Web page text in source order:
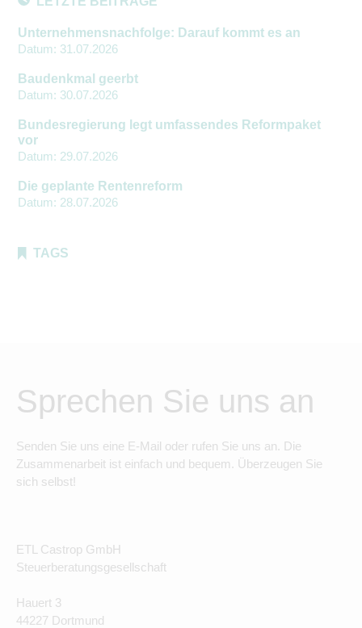
Unternehmensnachfolge: Darauf kommt es an
Datum: 31.07.2026
Baudenkmal geerbt
Datum: 30.07.2026
Bundesregierung legt umfassendes Reformpaket
vor
Datum: 29.07.2026
Die geplante Rentenreform
Datum: 28.07.2026
TAGS
Sprechen Sie uns an
Senden Sie uns eine E-Mail oder rufen Sie uns an. Die
Zusammenarbeit ist einfach und bequem. Überzeugen Sie
sich selbst!
ETL Castrop GmbH
Steuerberatungsgesellschaft
Hauert 3
44227 Dortmund